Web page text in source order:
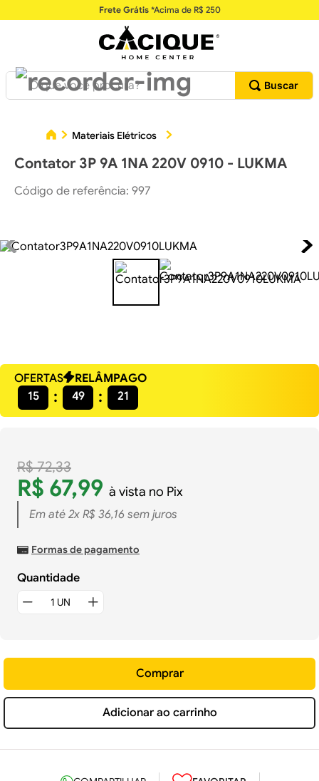
Frete Grátis*Acima de R$ 250
O que você procura?
Materiais Elétricos
Contator 3P 9A 1NA 220V 0910 - LUKMA
Código de referência: 997
OFERTAS
RELÂMPAGO
15
49 20
R$ 72,33
R$ 67,99 à vista no Pix
Em até 2x R$ 36,16 sem juros
Formas de pagamento
Quantidade
Adicionar ao carrinho
Comprar